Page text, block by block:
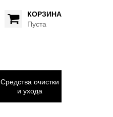
КОРЗИНА
Пуста
Средства очистки
и ухода